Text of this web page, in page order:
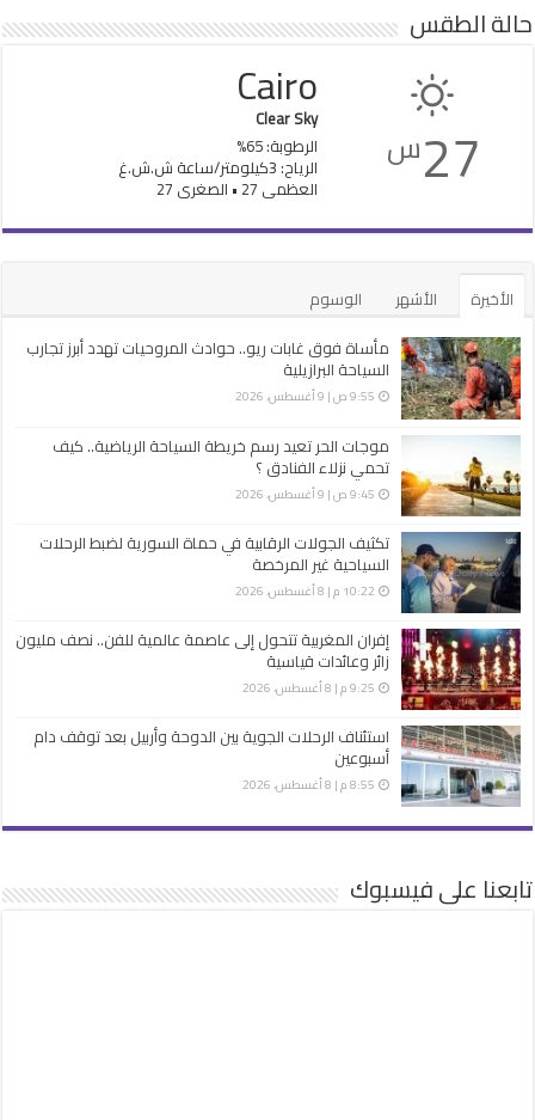
حالة الطقس
27س
Cairo
Clear Sky
الرطوبة: 65%
الرياح: 3كيلومتر/ساعة ش.ش.غ
العظمى 27 • الصغرى 27
الأخيرة الأشهر
الوسوم
مأساة فوق غابات ريو.. حوادث المروحيات تهدد أبرز تجارب
السياحة البرازيلية
9:55 ص | 9 أغسطس، 2026
موجات الحر تعيد رسم خريطة السياحة الرياضية.. كيف
تحمي نزلاء الفنادق ؟
9:45 ص | 9 أغسطس، 2026
تكثيف الجولات الرقابية في حماة السورية لضبط الرحلات
السياحية غير ‏المرخصة
10:22 م | 8 أغسطس، 2026
إفران المغربية تتحول إلى عاصمة عالمية للفن.. نصف مليون
زائر وعائدات قياسية
9:25 م | 8 أغسطس، 2026
استئناف الرحلات الجوية بين الدوحة وأربيل بعد توقف دام
أسبوعين
8:55 م | 8 أغسطس، 2026
تابعنا على فيسبوك